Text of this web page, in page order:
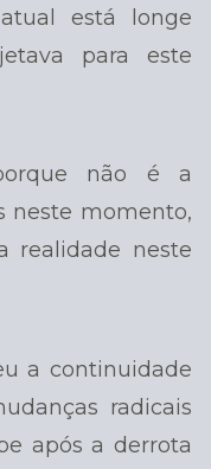
está longe
para este
não é a
neste momento,
realidade neste
a continuidade
radicais
após a derrota